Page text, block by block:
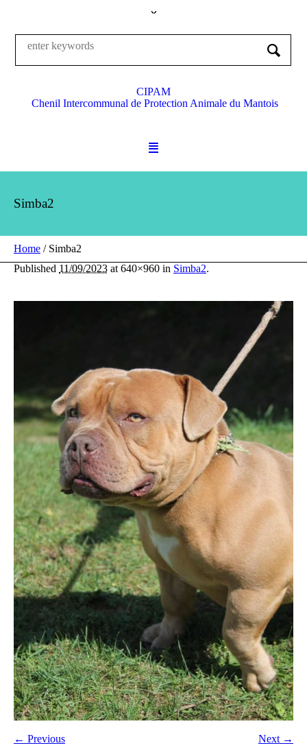
CIPAM
Chenil Intercommunal de Protection Animale du Mantois
Simba2
Home / Simba2
Published 11/09/2023 at 640×960 in Simba2.
← Previous Next →